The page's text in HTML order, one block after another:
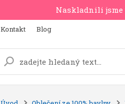
Naskladnili jsme
Kontakt Blog